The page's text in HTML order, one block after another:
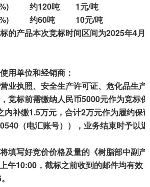
废钢行情
约120吨 1元/吨
约60吨 10元/吨
的产品本次竞标时间区间为2025年4月
使用单位和经销商 ：
业执照、安全生产许可证、 危化品生产
， 竞标前需缴纳人民币5000元作为竞标
内补缴1.5万元，合计2万元作为履约保
（电汇账号） ），业务结束时予以
填写好竞价价格及量的《树脂部中副
午10:00 ，截标之前收到的邮件均有效
。